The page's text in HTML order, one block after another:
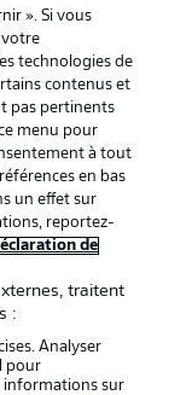
». Si vous
votre
technologies de
contenus et
pas pertinents
menu pour
à tout
en bas
un effet sur
reportez-
de
traitent
:
Analyser
pour
informations sur